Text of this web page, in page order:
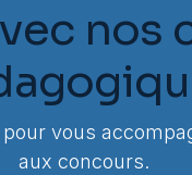
nos
vous
aux concours.